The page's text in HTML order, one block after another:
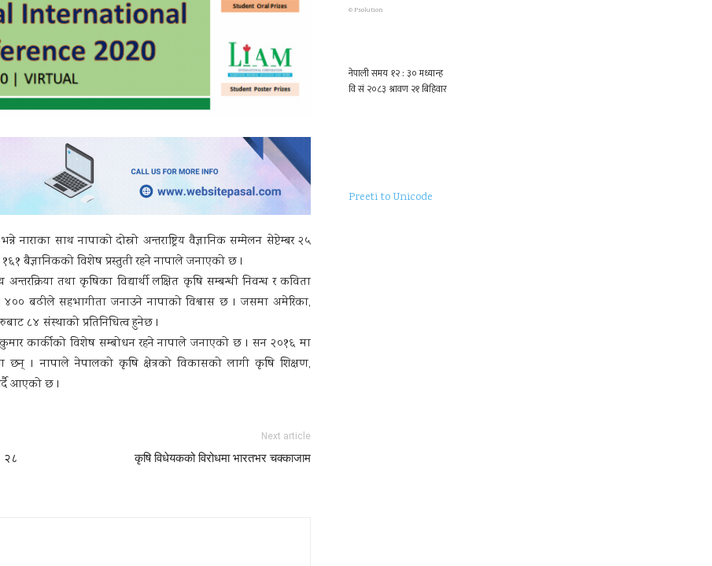
नाराका साथ नापाको दोस्रो अन्तराष्ट्रिय वैज्ञानिक सम्मेलन सेप्टेम्बर २५
बैज्ञानिकको विशेष प्रस्तुती रहने नापाले जनाएको छ ।
तथा कृषिका विद्यार्थी लक्षित कृषि सम्बन्धी निवन्ध र कविता
बढीले सहभागीता जनाउने नापाको विश्वास छ । जसमा अमेरिका,
८४ संस्थाको प्रतिनिधित्व हुनेछ ।
कार्कीको विशेष सम्बोधन रहने नापाले जनाएको छ । सन २०१६ मा
। नापाले नेपालको कृषि क्षेत्रको विकासको लागी कृषि शिक्षण,
आएको छ ।
२८
Next article
कृषि विधेयकको विरोधमा भारतभर चक्काजाम
© Psolution
Preeti to Unicode